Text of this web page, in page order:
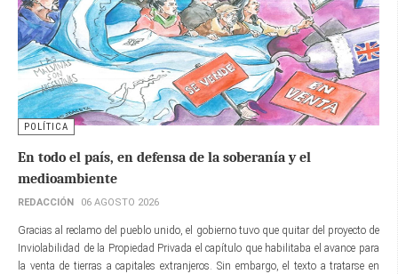
POLÍTICA
En todo el país, en defensa de la soberanía y el
medioambiente
REDACCIÓN 06 AGOSTO 2026
Gracias al reclamo del pueblo unido, el gobierno tuvo que quitar del proyecto de
Inviolabilidad de la Propiedad Privada el capítulo que habilitaba el avance para
la venta de tierras a capitales extranjeros. Sin embargo, el texto a tratarse en